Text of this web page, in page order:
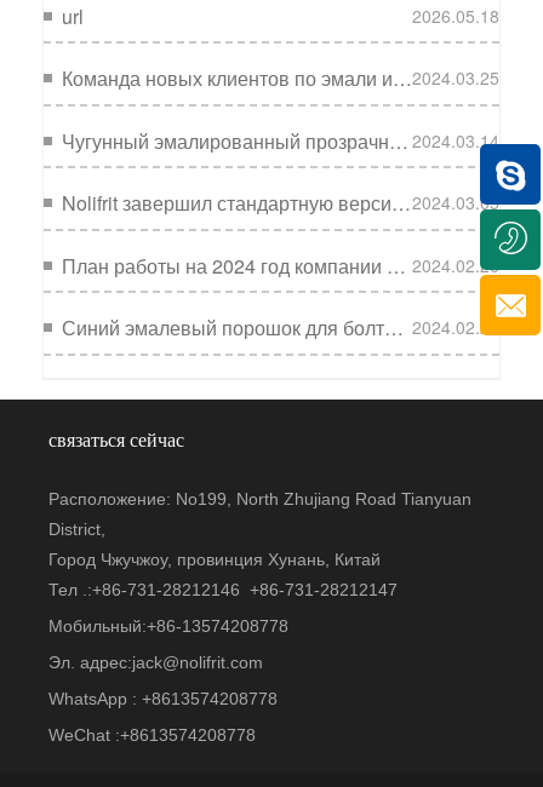
url
2026.05.18
Команда новых клиентов по эмали из Южной Азии посетила Nolifrit для изучения эмалевой технологии.2024.03.25
Чугунный эмалированный прозрачный фрит: лучший партнер чугунной кастрюли с белым внутренним и цветным внешним покрытием 2024.03.14
Nolifrit завершил стандартную версию эмалевых пигментов для помощи в производстве эмали2024.03.05
План работы на 2024 год компании Nolifrit запущен 2024.02.26
Синий эмалевый порошок для болтовых резервуаров: экономия для производителей эмали, стойкость к коррозии и "рыбья чешуя", первый выбор для клиента 2024.02.22
связаться сейчас
Расположение: No199, North Zhujiang Road Tianyuan
District,
Город Чжучжоу, провинция Хунань, Китай
Тел .:+86-731-28212146 +86-731-28212147
Мобильный:+86-13574208778
Эл. адрес:jack@nolifrit.com
WhatsApp : +8613574208778
WeChat :+8613574208778